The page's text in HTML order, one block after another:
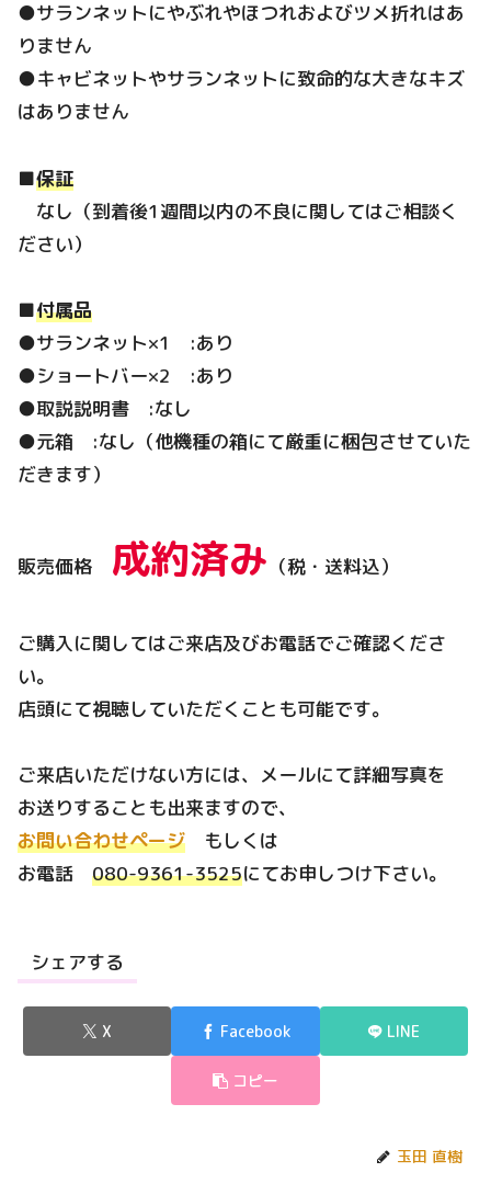
●サランネットにやぶれやほつれおよびツメ折れはあ
りません
●キャビネットやサランネットに致命的な大きなキズ
はありません
■保証
なし（到着後1週間以内の不良に関してはご相談く
ださい）
■付属品
●サランネット×1 :あり
●ショートバー×2 :あり
●取説説明書 :なし
●元箱 :なし（他機種の箱にて厳重に梱包させていた
だきます）
販売価格 成約済み （税・送料込）
ご購入に関してはご来店及びお電話でご確認くださ
い。
店頭にて視聴していただくことも可能です。
ご来店いただけない方には、メールにて詳細写真を
お送りすることも出来ますので、
お問い合わせページ もしくは
お電話 080-9361-3525にてお申しつけ下さい。
シェアする
X Facebook LINE
コピー
玉田 直樹